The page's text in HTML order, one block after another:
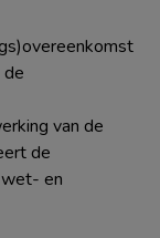
van de
de
en